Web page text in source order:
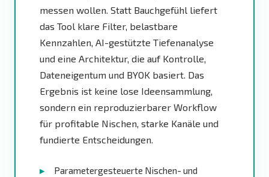
messen wollen. Statt Bauchgefühl liefert
das Tool klare Filter, belastbare
Kennzahlen, AI-gestützte Tiefenanalyse
und eine Architektur, die auf Kontrolle,
Dateneigentum und BYOK basiert. Das
Ergebnis ist keine lose Ideensammlung,
sondern ein reproduzierbarer Workflow
für profitable Nischen, starke Kanäle und
fundierte Entscheidungen.
Parametergesteuerte Nischen- und